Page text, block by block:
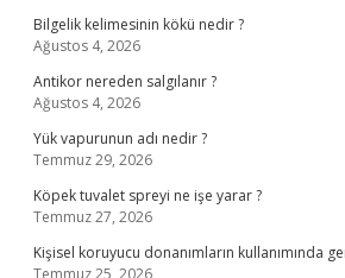
Bilgelik kelimesinin kökü nedir ?
Ağustos 4, 2026
Antikor nereden salgılanır ?
Ağustos 4, 2026
Yük vapurunun adı nedir ?
Temmuz 29, 2026
Köpek tuvalet spreyi ne işe yarar ?
Temmuz 27, 2026
Kişisel koruyucu donanımların kullanımında
Temmuz 25, 2026